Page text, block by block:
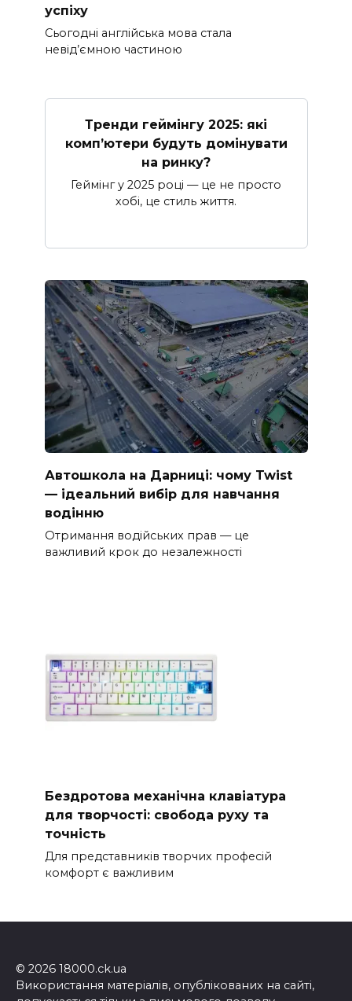
успіху
Сьогодні англійська мова стала
невід’ємною частиною
Тренди геймінгу 2025: які
комп’ютери будуть домінувати
на ринку?
Геймінг у 2025 році — це не просто
хобі, це стиль життя.
Автошкола на Дарниці: чому Twist
— ідеальний вибір для навчання
водінню
Отримання водійських прав — це
важливий крок до незалежності
Бездротова механічна клавіатура
для творчості: свобода руху та
точність
Для представників творчих професій
комфорт є важливим
© 2026 18000.ck.ua
Використання матеріалів, опублікованих на сайті,